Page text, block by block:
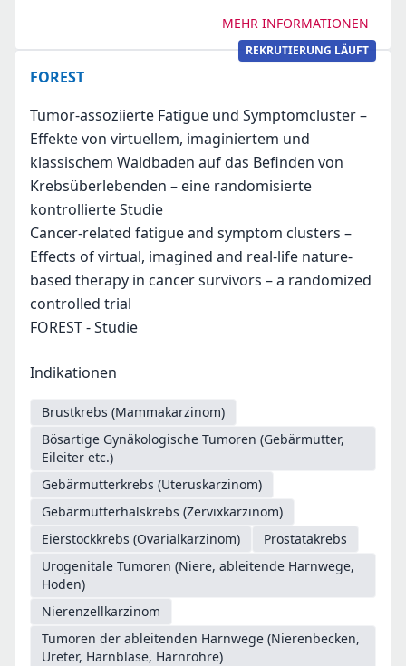
MEHR INFORMATIONEN
REKRUTIERUNG LÄUFT
FOREST
Tumor-assoziierte Fatigue und Symptomcluster –
Effekte von virtuellem, imaginiertem und
klassischem Waldbaden auf das Befinden von
Krebsüberlebenden – eine randomisierte
kontrollierte Studie
Cancer-related fatigue and symptom clusters –
Effects of virtual, imagined and real-life nature-
based therapy in cancer survivors – a randomized
controlled trial
FOREST - Studie
Indikationen
Brustkrebs (Mammakarzinom)
Bösartige Gynäkologische Tumoren (Gebärmutter,
Eileiter etc.)
Gebärmutterkrebs (Uteruskarzinom)
Gebärmutterhalskrebs (Zervixkarzinom)
Eierstockkrebs (Ovarialkarzinom)
Prostatakrebs
Urogenitale Tumoren (Niere, ableitende Harnwege,
Hoden)
Nierenzellkarzinom
Tumoren der ableitenden Harnwege (Nierenbecken,
Ureter, Harnblase, Harnröhre)